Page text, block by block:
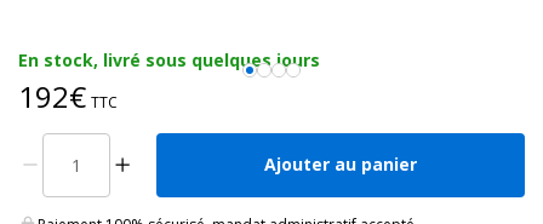
En stock, livré sous quelques jours
192€ TTC
Ajouter au panier